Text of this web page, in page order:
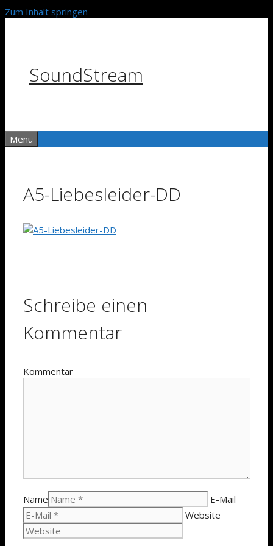
Zum Inhalt springen
SoundStream
Menü
A5-Liebesleider-DD
Schreibe einen
Kommentar
Kommentar
Name
E-Mail
Website